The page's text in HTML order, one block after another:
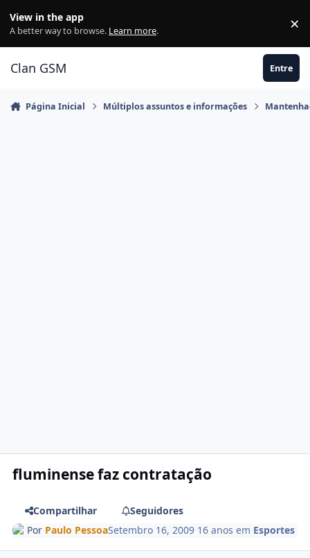
View in the app
A better way to browse. Learn more. ×
Clan GSM Entre
Página Inicial Múltiplos assuntos e informações
fluminense faz contratação
Compartilhar
Seguidores
Por Paulo PessoaSetembro 16, 2009 16 anos em Esportes